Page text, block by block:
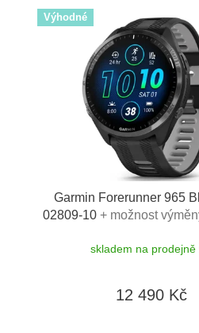
Výhodné
Garmin Forerunner 965
02809-10 + možnost
skladem na prodejně
12 490 Kč